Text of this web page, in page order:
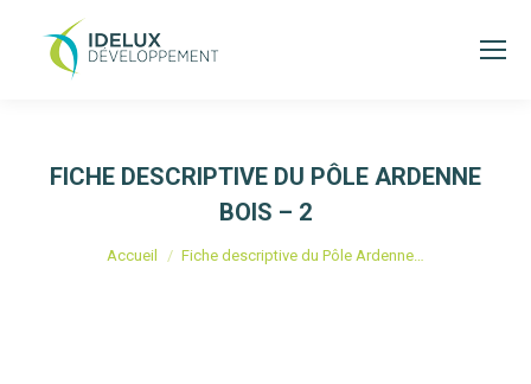
FICHE DESCRIPTIVE DU PÔLE ARDENNE
BOIS – 2
Vous êtes ici :
Accueil Fiche descriptive du Pôle Ardenne…